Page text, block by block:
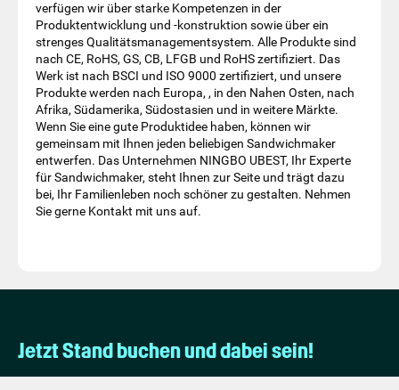
verfügen wir über starke Kompetenzen in der
Produktentwicklung und -konstruktion sowie über ein
strenges Qualitätsmanagementsystem. Alle Produkte sind
nach CE, RoHS, GS, CB, LFGB und RoHS zertifiziert. Das
Werk ist nach BSCI und ISO 9000 zertifiziert, und unsere
Produkte werden nach Europa, , in den Nahen Osten, nach
Afrika, Südamerika, Südostasien und in weitere Märkte.
Wenn Sie eine gute Produktidee haben, können wir
gemeinsam mit Ihnen jeden beliebigen Sandwichmaker
entwerfen. Das Unternehmen NINGBO UBEST, Ihr Experte
für Sandwichmaker, steht Ihnen zur Seite und trägt dazu
bei, Ihr Familienleben noch schöner zu gestalten. Nehmen
Sie gerne Kontakt mit uns auf.
Jetzt Stand buchen und dabei sein!